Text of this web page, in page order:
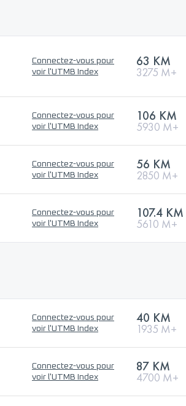
Connectez-vous pour
voir l'UTMB Index
63 KM
3275 M+
Connectez-vous pour
voir l'UTMB Index
106 KM
5930 M+
Connectez-vous pour
voir l'UTMB Index
56 KM
2850 M+
Connectez-vous pour
voir l'UTMB Index
107.4 KM
5610 M+
Connectez-vous pour
voir l'UTMB Index
40 KM
1935 M+
Connectez-vous pour
voir l'UTMB Index
87 KM
4700 M+